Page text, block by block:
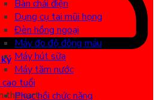
the cart.
Bàn chải điện
Dụng cụ tai mũi họng
Đèn hồng ngoại
Máy đo độ đông máu
Máy hút sữa
Máy tăm nước
tuổi
Phục hồi chức năng